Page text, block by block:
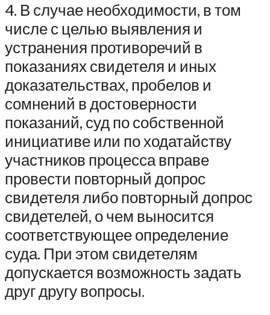
4. В случае необходимости, в том
числе с целью выявления и
устранения противоречий в
показаниях свидетеля и иных
доказательствах, пробелов и
сомнений в достоверности
показаний, суд по собственной
инициативе или по ходатайству
участников процесса вправе
провести повторный допрос
свидетеля либо повторный допрос
свидетелей, о чем выносится
соответствующее определение
суда. При этом свидетелям
допускается возможность задать
друг другу вопросы.